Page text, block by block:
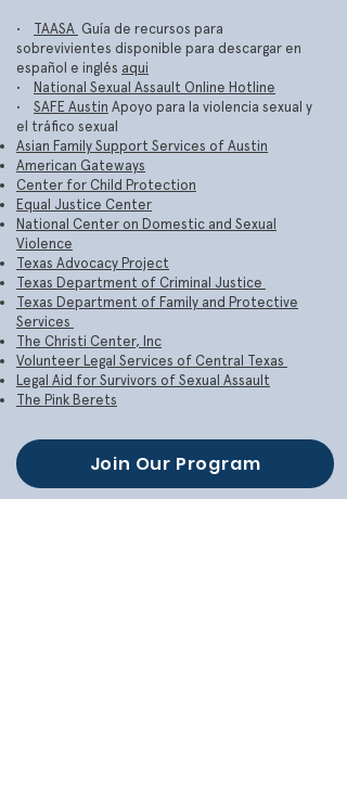
• TAASA Guía de recursos para
sobrevivientes disponible para descargar en
español e inglés aqui
•
National Sexual Assault Online Hotline
• SAFE Austin Apoyo para la violencia sexual y
el tráfico sexual
Asian Family Support Services of Austin
American Gateways
Center for Child Protection
Equal Justice Center
National Center on Domestic and Sexual
Violence
Texas Advocacy Project
Texas Department of Criminal Justice
Texas Department of Family and Protective
Services
The Christi Center, Inc
Volunteer Legal Services of Central Texas
Legal Aid for Survivors of Sexual Assault
The Pink Berets
Join Our Program